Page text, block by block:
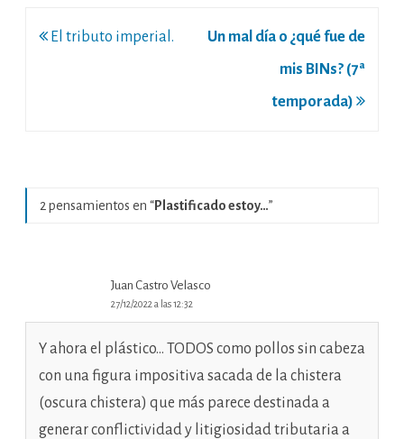
Navegación
El tributo imperial.
Un mal día o ¿qué fue de
mis BINs? (7ª
temporada)
2 pensamientos en “Plastificado estoy…”
Juan Castro Velasco
27/12/2022 a las 12:32
Y ahora el plástico… TODOS como pollos sin cabeza
con una figura impositiva sacada de la chistera
(oscura chistera) que más parece destinada a
generar conflictividad y litigiosidad tributaria a